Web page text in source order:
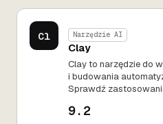
Cl Narzędzie AI
Clay
Clay to narzędzie do
i budowania
Sprawdź
9.2